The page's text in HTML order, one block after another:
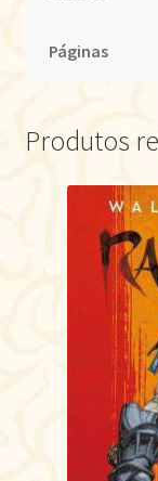
Páginas
Produtos